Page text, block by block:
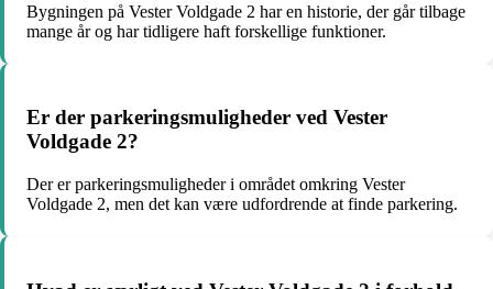
Bygningen på Vester Voldgade 2 har en historie, der går tilbage
mange år og har tidligere haft forskellige funktioner.
Er der parkeringsmuligheder ved Vester
Voldgade 2?
Der er parkeringsmuligheder i området omkring Vester
Voldgade 2, men det kan være udfordrende at finde parkering.